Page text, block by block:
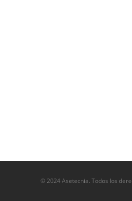
© 2024 Asetecnia. Todos los